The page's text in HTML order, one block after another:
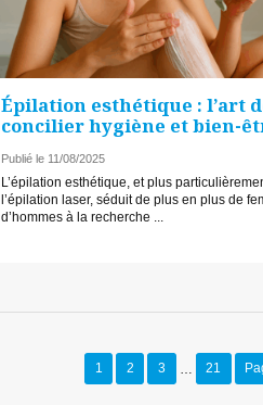
Épilation esthétique : l’art
concilier hygiène et bien-
Publié le 11/08/2025
L’épilation esthétique, et plus
l’épilation laser, séduit de plus en plus de
d’hommes à la recherche ...
1 2 3 21